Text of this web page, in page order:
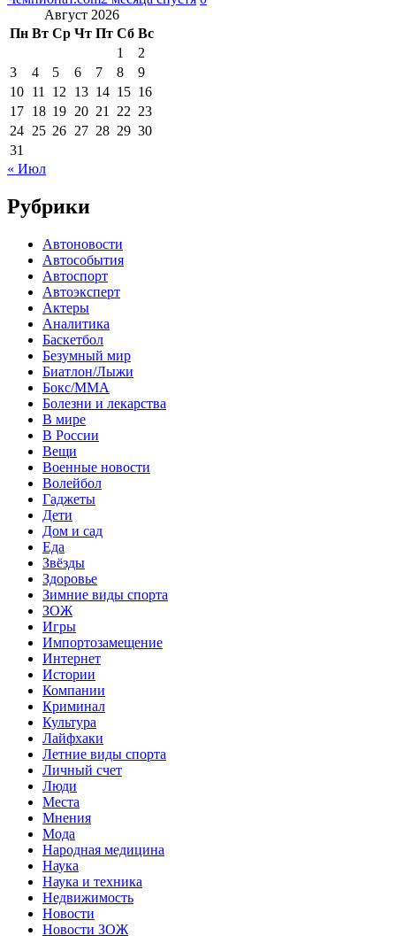
Август 2026
Пн Вт Ср Чт Пт Сб Вс
1
2
3
4 5 6 7 8
9
10 11 12 13 14 15 16
17 18 19 20 21 22 23
24 25 26 27 28 29 30
31
« Июл
Рубрики
Автоновости
Автособытия
Автоспорт
Автоэксперт
Актеры
Аналитика
Баскетбол
Безумный мир
Биатлон/Лыжи
Бокс/MMA
Болезни и лекарства
В мире
В России
Вещи
Военные новости
Волейбол
Гаджеты
Дети
Дом и сад
Еда
Звёзды
Здоровье
Зимние виды спорта
ЗОЖ
Игры
Импортозамещение
Интернет
Истории
Компании
Криминал
Культура
Лайфхаки
Летние виды спорта
Личный счет
Люди
Места
Мнения
Мода
Народная медицина
Наука
Наука и техника
Недвижимость
Новости
Новости ЗОЖ